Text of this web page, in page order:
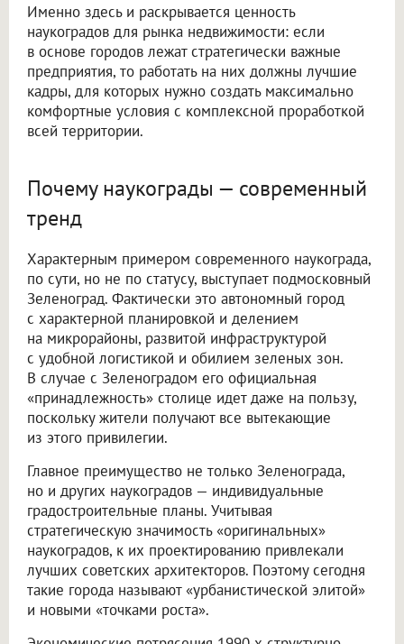
Именно здесь и раскрывается ценность
наукоградов для рынка недвижимости: если
в основе городов лежат стратегически важные
предприятия, то работать на них должны лучшие
кадры, для которых нужно создать максимально
комфортные условия с комплексной проработкой
всей территории.
Почему наукограды — современный
тренд
Характерным примером современного наукограда,
по сути, но не по статусу, выступает подмосковный
Зеленоград. Фактически это автономный город
с характерной планировкой и делением
на микрорайоны, развитой инфраструктурой
с удобной логистикой и обилием зеленых зон.
В случае с Зеленоградом его официальная
«принадлежность» столице идет даже на пользу,
поскольку жители получают все вытекающие
из этого привилегии.
Главное преимущество не только Зеленограда,
но и других наукоградов — индивидуальные
градостроительные планы. Учитывая
стратегическую значимость «оригинальных»
наукоградов, к их проектированию привлекали
лучших советских архитекторов. Поэтому сегодня
такие города называют «урбанистической элитой»
и новыми «точками роста».